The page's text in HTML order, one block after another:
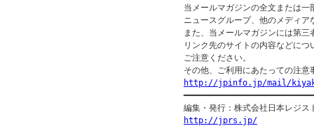
当メールマガジンの全文または
ニュースグループ、他のメディ
また、当メールマガジンには第
リンク先のサイトの内容などに
ご注意ください。
http://jpinfo.jp/mail/
http://jprs.jp/